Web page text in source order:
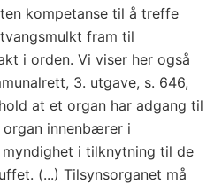
kompetanse til å treffe
fram til
i orden. Vi viser her også
3. utgave, s. 646,
at et organ har adgang til
innenbærer i
i tilknytning til de
(...) Tilsynsorganet må